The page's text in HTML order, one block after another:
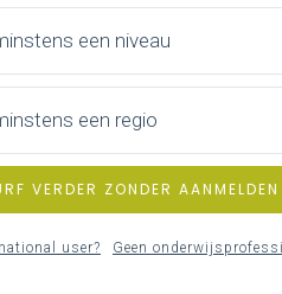
om het
maar wel aan
vergroten.
overlegbevoegdheidwat
in verband met
een niveau
een regio
VERDER ZONDER AANMELDEN
user? Geen